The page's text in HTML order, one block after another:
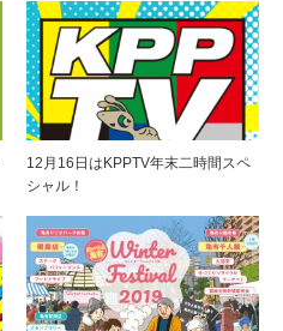
12月16日はKPPTV年末二時間スペ
シャル！